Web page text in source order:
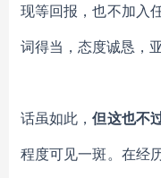
现等回报，也不加入
词得当，态度诚恳，
话虽如此，但这也不
程度可见一斑。在经